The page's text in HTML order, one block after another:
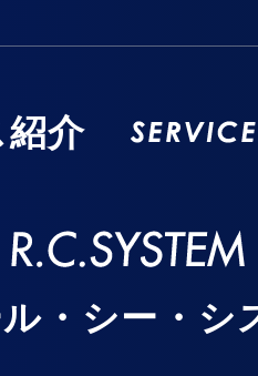
介
・シー・シ